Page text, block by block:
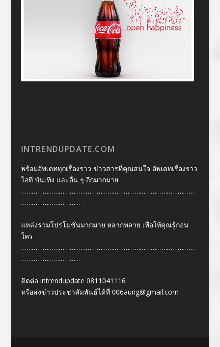
INTRENDUPDATE.COM
พร้อมอัพเดททุกเรื่องราว ข่าวสารที่คุณสนใจ อัพเดทเรื่องราว
ไอที บันเทิง และอื่น ๆ อีกมากมาย
……………………………………………………………………………………
……………………………
แหล่งรวมโปรโมชั่นมากมาย หลากหลาย เพื่อให้คุณรู้ก่อน
ใคร
……………………………………………………………………………………
……………………………
ติดต่อ intrendupdate 0811041116
หรือส่งข่าวประชาสัมพันธ์ได้ที่ 006aung@gmail.com